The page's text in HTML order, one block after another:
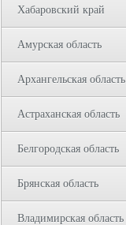
Хабаровский край
Амурская область
Архангельская область
Астраханская область
Белгородская область
Брянская область
Владимирская область